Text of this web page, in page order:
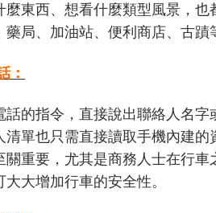
麼東西、想看什麼類型風景，
藥局、加油站、便利商店、古蹟
：
話的指令，直接說出聯絡人名
清單也只需直接讀取手機內建
關重要，尤其是商務人士在行
大大增加行車的安全性。